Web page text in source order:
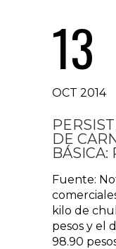
13
OCT 2014
DE
BÁSICA:
Fuente:
kilo de
pesos y el
98.90